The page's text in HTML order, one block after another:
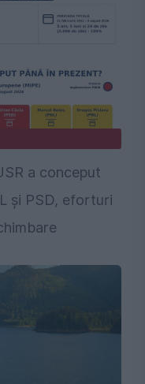
a conceput
și PSD, eforturi